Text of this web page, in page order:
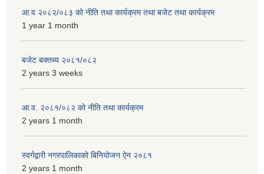
आ.व २०८२/०८३ को नीति तथा कार्यक्रम तथा बजेट तथा कार्यक्रम
1 year 1 month
बजेट बक्तब्य २०८१/०८२
2 years 3 weeks
आ.व. २०८१/०८२ को नीति तथा कार्यक्रम
2 years 1 month
स्वर्गद्वारी नगरपालिकाको बिनियोजन ऐन २०८१
2 years 1 month